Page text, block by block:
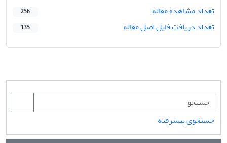
تعداد مشاهده مقاله
256
تعداد دریافت فایل اصل مقاله 135
جستجوی پیشرفته